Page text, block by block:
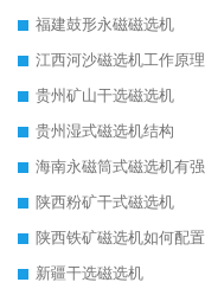
福建鼓形永磁磁选机
江西河沙磁选机工作原理
贵州矿山干选磁选机
贵州湿式磁选机结构
陕西粉矿干式磁选机
陕西铁矿磁选机如何配置
新疆干选磁选机